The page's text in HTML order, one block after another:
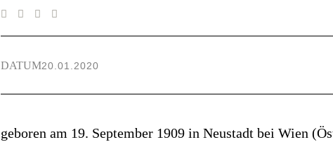
DATUM20.01.2020
geboren am 19. September 1909 in Neustadt bei Wien